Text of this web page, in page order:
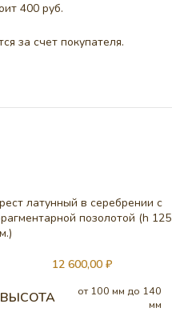
400 руб.
за счет покупателя.
латунный в серебрении с
позолотой (h 125
12 600,00 ₽
ВЫСОТА
от 100 мм до 140
мм